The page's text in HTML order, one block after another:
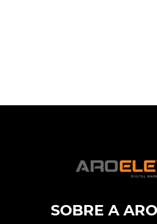
SOBRE A